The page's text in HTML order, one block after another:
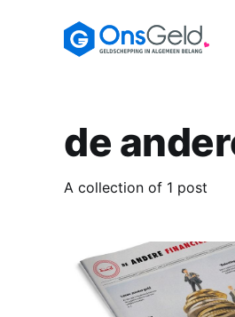
de
A collection of 1 post